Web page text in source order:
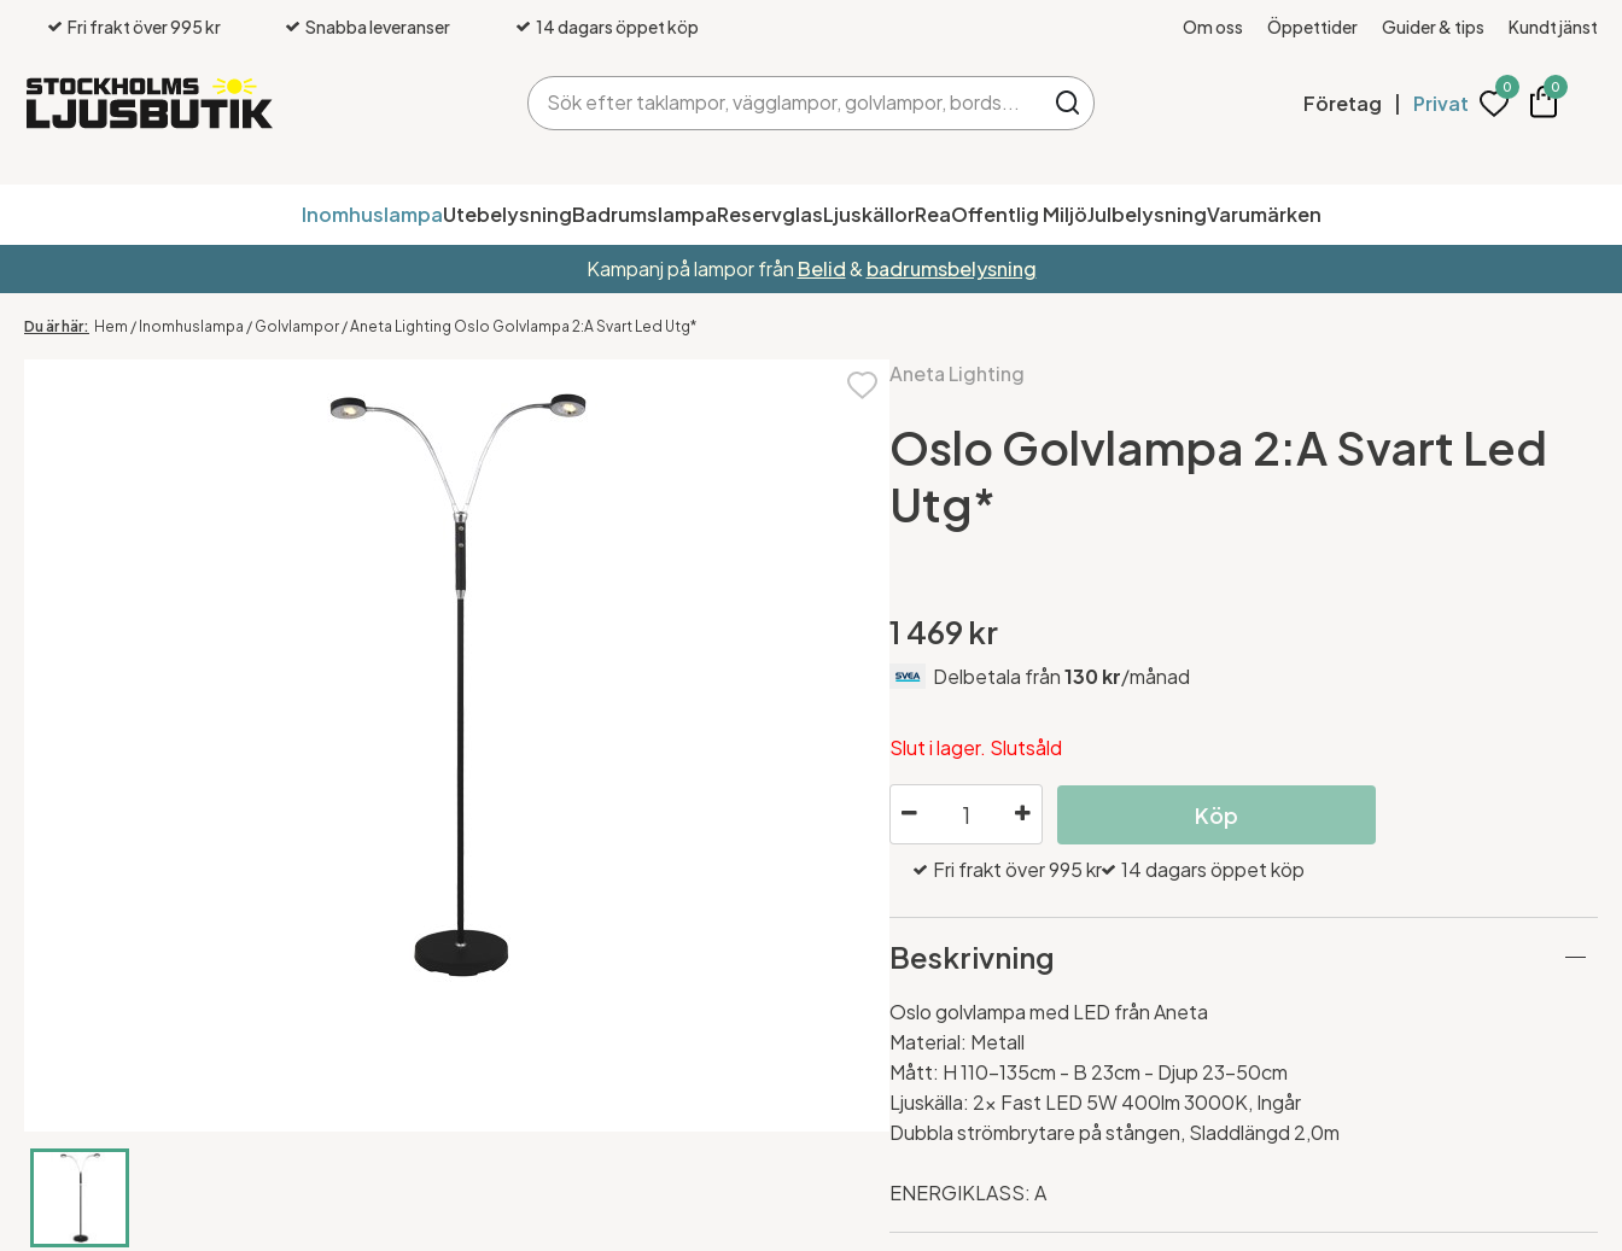
Fri frakt över 995 kr Snabba leveranser 14 dagars öppet köp Om oss Öppettider Guider & tips Kundtjänst
Företag | Privat
0 0
InomhuslampaUtebelysningBadrumslampaReservglasLjuskällorReaOffentlig MiljöJulbelysningVarumärken
Kampanj på lampor från Belid& badrumsbelysning
Hem / Inomhuslampa / Golvlampor /Aneta Lighting Oslo Golvlampa 2:A Svart Led Utg*
Aneta Lighting
Oslo Golvlampa 2:A Svart Led
Utg*
1 469 kr
Delbetala från130 kr/månad
Slut i lager. Slutsåld
Köp
Fri frakt över 995 kr 14 dagars öppet köp
Beskrivning
Oslo golvlampa med LED från Aneta
Material: Metall
Mått: H 110-135cm - B 23cm - Djup 23-50cm
Ljuskälla: 2x Fast LED 5W 400lm 3000K, Ingår
Dubbla strömbrytare på stången, Sladdlängd 2,0m
ENERGIKLASS: A